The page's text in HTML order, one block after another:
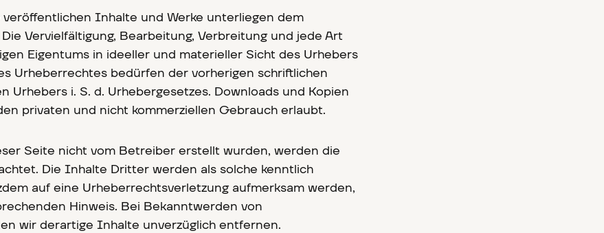
veröffentlichen Inhalte und Werke unterliegen dem
Vervielfältigung, Bearbeitung, Verbreitung und jede Art
Eigentums in ideeller und materieller Sicht des Urhebers
Urheberrechtes bedürfen der vorherigen schriftlichen
Urhebers i. S. d. Urhebergesetzes. Downloads und Kopien
privaten und nicht kommerziellen Gebrauch erlaubt.
Seite nicht vom Betreiber erstellt wurden, werden die
Die Inhalte Dritter werden als solche kenntlich
auf eine Urheberrechtsverletzung aufmerksam werden,
Hinweis. Bei Bekanntwerden von
wir derartige Inhalte unverzüglich entfernen.